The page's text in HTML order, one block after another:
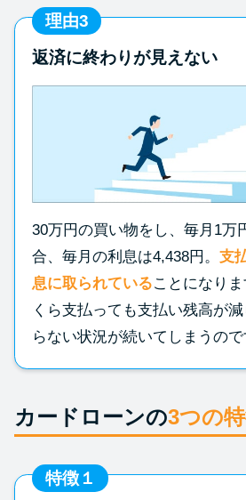
理由3
返済に終わりが見えない
30万円の買い物をし、毎月1万
合、毎月の利息は4,438円。支
息に取られていることになり
くら支払っても支払い残高が
らない状況が続いてしまうので
カードローンの3つの
特徴１